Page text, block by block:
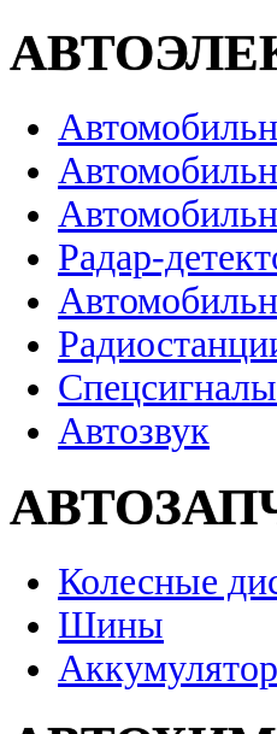
Радар-
Автозвук
Колесные
Шины